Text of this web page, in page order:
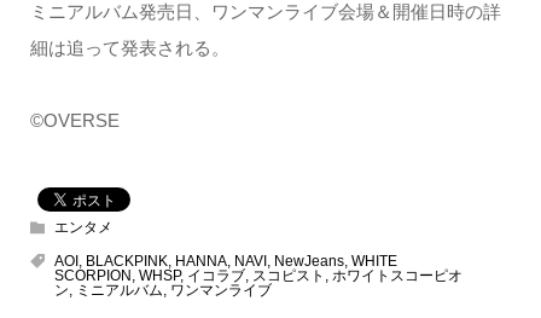
ミニアルバム発売日、ワンマンライブ会場＆開催日時の詳
細は追って発表される。
©OVERSE
エンタメ
AOI , BLACKPINK, HANNA, NAVI , NewJeans, WHITE
SCORPION , WHSP, イコラブ, スコピスト , ホワイトスコーピオ
ン, ミニアルバム, ワンマンライブ